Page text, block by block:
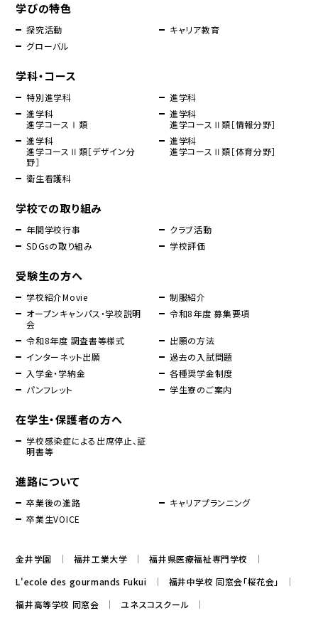
学びの特色
探究活動
キャリア教育
グローバル
学科・コース
特別進学科
進学科
進学科
進学コースⅠ類
進学科
進学コースⅡ類［情報分野］
進学科
進学コースⅡ類［デザイン分
野］
進学科
進学コースⅡ類［体育分野］
衛生看護科
学校での取り組み
年間学校行事
クラブ活動
SDGsの取り組み
学校評価
受験生の方へ
学校紹介Movie
制服紹介
オープンキャンパス・学校説明
会
令和8年度 募集要項
令和8年度 調査書等様式
出願の方法
インターネット出願
過去の入試問題
入学金・学納金
各種奨学金制度
パンフレット
学生寮のご案内
在学生・保護者の方へ
学校感染症による出席停止、証
明書等
進路について
卒業後の進路
キャリアプランニング
卒業生VOICE
金井学園 福井工業大学
福井県医療福祉専門学校
L'ecole des gourmands Fukui
福井中学校 同窓会「桜花会」
福井高等学校 同窓会
ユネスコスクール